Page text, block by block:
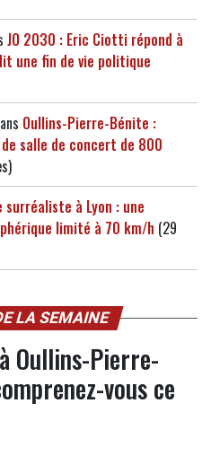
JO 2030 : Eric Ciotti répond à
une fin de vie politique
Oullins-Pierre-Bénite :
salle de concert de 800
surréaliste à Lyon : une
limité à 70 km/h (29
LA SEMAINE
Oullins-Pierre-
vous ce